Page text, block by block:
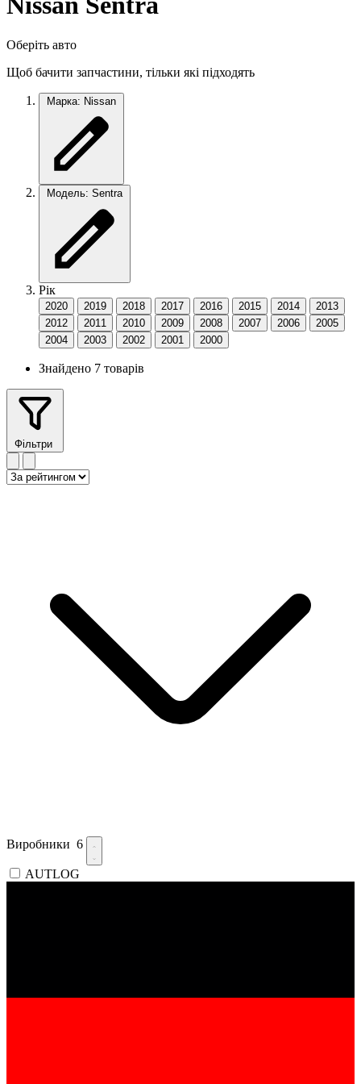
Оберіть авто
Щоб бачити запчастини, тільки які підходять
Марка: Nissan
Модель: Sentra
Рік
2020 2019 2018 2017 2016 2015 2014
2013
2012
2011 2010 2009 2008 2007 2006
2005
2004
2003 2002 2001 2000
Знайдено 7 товарів
Фільтри
Виробники 6
AUTLOG